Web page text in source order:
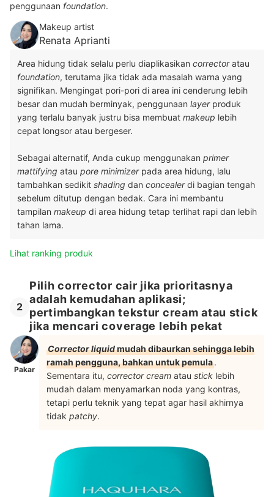
penggunaan foundation.
Makeup artist
Renata Aprianti
Area hidung tidak selalu perlu diaplikasikan correctoratau
foundation, terutama jika tidak ada masalah warna yang
signifikan. Mengingat pori-pori di area ini cenderung lebih
besar dan mudah berminyak, penggunaan layerproduk
yang terlalu banyak justru bisa membuat makeup lebih
cepat longsor atau bergeser.
Sebagai alternatif, Anda cukup menggunakan primer
mattifying atau pore minimizerpada area hidung, lalu
tambahkan sedikit shading dan concealerdi bagian tengah
sebelum ditutup dengan bedak. Cara ini membantu
tampilan makeup di area hidung tetap terlihat rapi dan lebih
tahan lama.
Lihat ranking produk
2
Pilih corrector cair jika prioritasnya
adalah kemudahan aplikasi;
pertimbangkan tekstur cream atau stick
jika mencari coverage lebih pekat
Pakar
Corrector liquidmudah dibaurkan sehingga lebih
ramah pengguna, bahkan untuk pemula.
Sementara itu, corrector cream atau stick lebih
mudah dalam menyamarkan noda yang kontras,
tetapi perlu teknik yang tepat agar hasil akhirnya
tidak patchy.